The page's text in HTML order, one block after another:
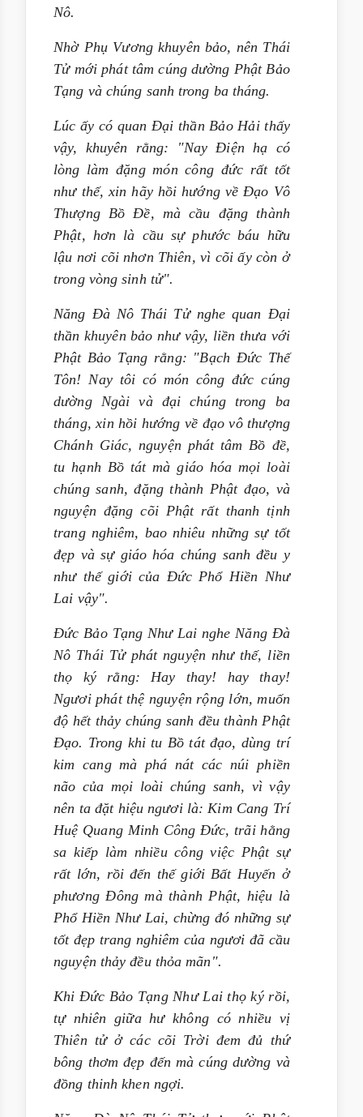
Nô.
Nhờ Phụ Vương khuyên bảo, nên Thái
Tử mới phát tâm cúng dường Phật Bảo
Tạng và chúng sanh trong ba tháng.
Lúc ấy có quan Đại thần Bảo Hải thấy
vậy, khuyên rằng: "Nay Điện hạ có
lòng làm đặng món công đức rất tốt
như thế, xin hãy hồi hướng về Đạo Vô
Thượng Bồ Đề, mà cầu đặng thành
Phật, hơn là cầu sự phước báu hữu
lậu nơi cõi nhơn Thiên, vì cõi ấy còn ở
trong vòng sinh tử".
Năng Đà Nô Thái Tử nghe quan Đại
thần khuyên bảo như vậy, liền thưa với
Phật Bảo Tạng rằng: "Bạch Đức Thế
Tôn! Nay tôi có món công đức cúng
dường Ngài và đại chúng trong ba
tháng, xin hồi hướng về đạo vô thượng
Chánh Giác, nguyện phát tâm Bồ đề,
tu hạnh Bồ tát mà giáo hóa mọi loài
chúng sanh, đặng thành Phật đạo, và
nguyện đặng cõi Phật rất thanh tịnh
trang nghiêm, bao nhiêu những sự tốt
đẹp và sự giáo hóa chúng sanh đều y
như thế giới của Đức Phổ Hiền Như
Lai vậy".
Đức Bảo Tạng Như Lai nghe Năng Đà
Nô Thái Tử phát nguyện như thế, liền
thọ ký rằng: Hay thay! hay thay!
Ngươi phát thệ nguyện rộng lớn, muốn
độ hết thảy chúng sanh đều thành Phật
Đạo. Trong khi tu Bồ tát đạo, dùng trí
kim cang mà phá nát các núi phiền
não của mọi loài chúng sanh, vì vậy
nên ta đặt hiệu ngươi là: Kim Cang Trí
Huệ Quang Minh Công Đức, trãi hằng
sa kiếp làm nhiều công việc Phật sự
rất lớn, rồi đến thế giới Bất Huyến ở
phương Đông mà thành Phật, hiệu là
Phổ Hiền Như Lai, chừng đó những sự
tốt đẹp trang nghiêm của ngươi đã cầu
nguyện thảy đều thỏa mãn".
Khi Đức Bảo Tạng Như Lai thọ ký rồi,
tự nhiên giữa hư không có nhiều vị
Thiên tử ở các cõi Trời đem đủ thứ
bông thơm đẹp đến mà cúng dường và
đồng thinh khen ngợi.